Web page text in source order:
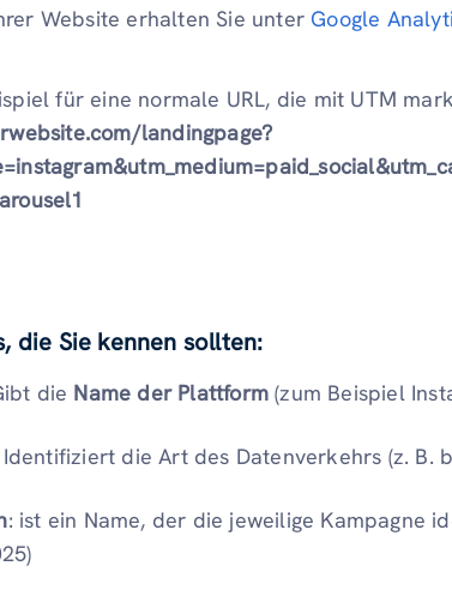
Website erhalten Sie unter Google
für eine normale URL, die mit UTM
landingpage?
die Sie kennen sollten:
die Name der Plattform (zum Beispiel
Identifiziert die Art des Datenverkehrs (z. B.
: ist ein Name, der die jeweilige Kampagne